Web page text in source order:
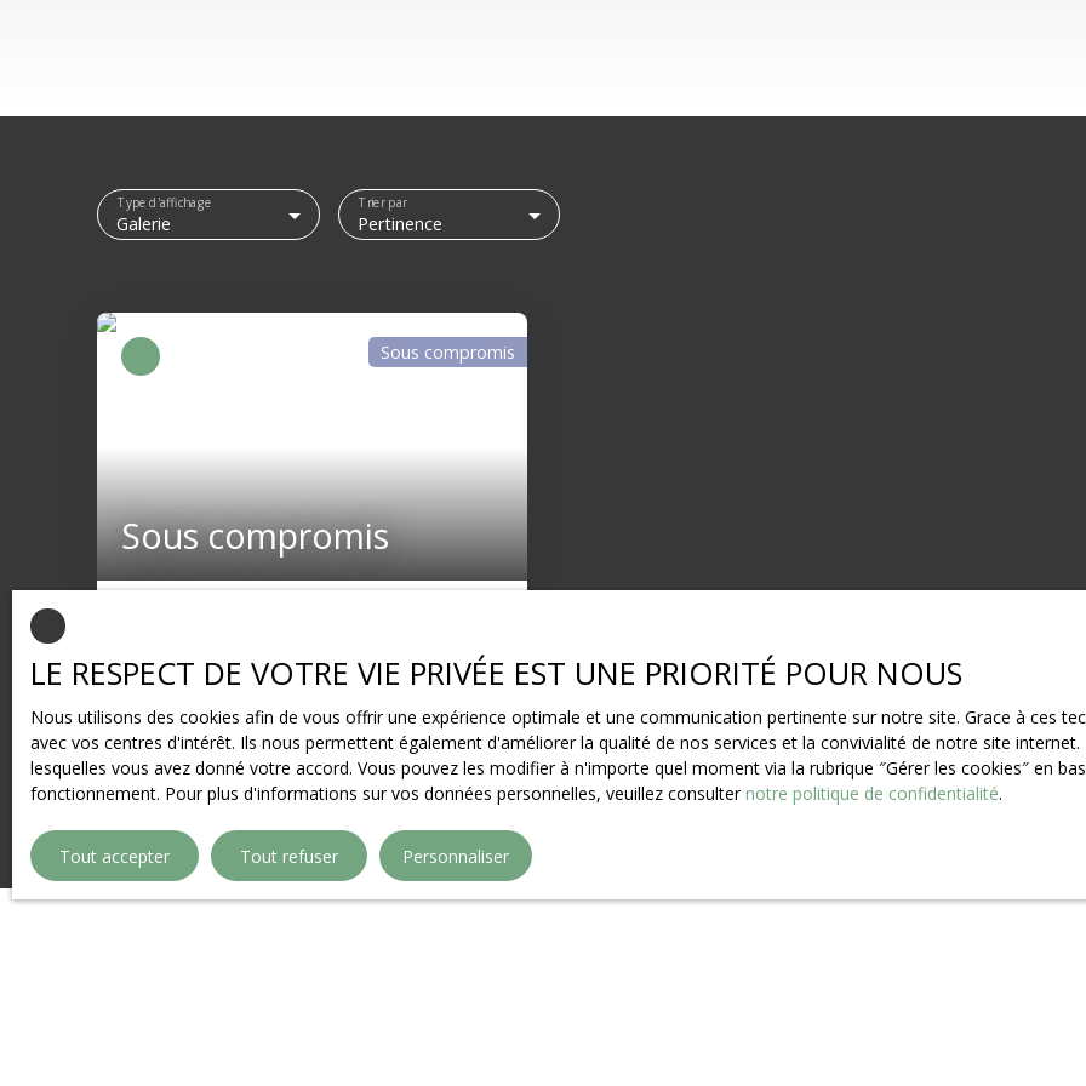
Galerie
Type d'affichage
Pertinence
Trier par
Sous compromis
Sous compromis
110m²
Le Havre 76610
immédiate de la place et de ses commerces,
Immeuble comprenant 3 appartements
bénéficiant chacun d'un jardin privatif exposé
sud Rdc: F1 - 27m² Rdc: F1 - 27m² 1er étage: F3
- 62m² + grenier Locataires en place depuis 10
ans Cave complète Loyer annuel: 16000€ Beau
placement AGENCE ALBERT 1ER
LE RESPECT DE VOTRE VIE PRIVÉE EST UNE PRIORITÉ POUR NOUS
Nous utilisons des cookies afin de vous offrir une expérience optimale et une communication pertinente sur notre site. Grace à ces
avec vos centres d'intérêt. Ils nous permettent également d'améliorer la qualité de nos services et la convivialité de notre site
lesquelles vous avez donné votre accord. Vous pouvez les modifier à n'importe quel moment via la rubrique ″Gérer les cookies″ en
fonctionnement. Pour plus d'informations sur vos données personnelles, veuillez consulternotre politique de confidentialité.
Tout accepter Tout refuser Personnaliser